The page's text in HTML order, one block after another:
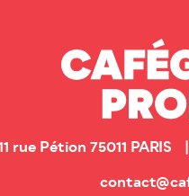
rue Pétion 75011